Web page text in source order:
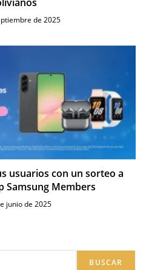
de 2025
usuarios con un sorteo a
Samsung Members
junio de 2025
BUSCAR